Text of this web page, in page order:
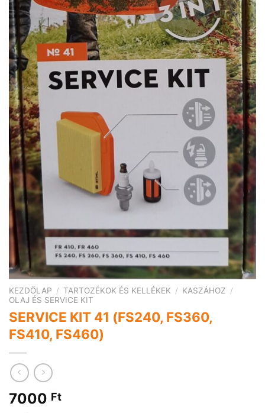
KEZDŐLAP / TARTOZÉKOK ÉS KELLÉKEK / KASZÁHOZ /
OLAJ ÉS SERVICE KIT
SERVICE KIT 41 (FS240, FS360,
FS410, FS460)
7000 Ft